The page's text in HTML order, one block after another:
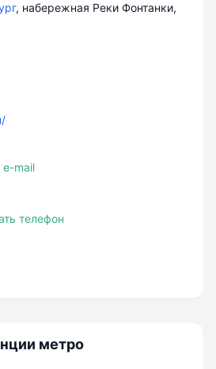
, набережная Реки Фонтанки,
e-mail
телефон
метро